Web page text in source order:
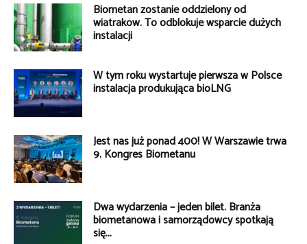
Biometan zostanie oddzielony od
wiatraków. To odblokuje wsparcie dużych
instalacji
W tym roku wystartuje pierwsza w Polsce
instalacja produkująca bioLNG
Jest nas już ponad 400! W Warszawie trwa
9. Kongres Biometanu
Dwa wydarzenia – jeden bilet. Branża
biometanowa i samorządowcy spotkają
się...